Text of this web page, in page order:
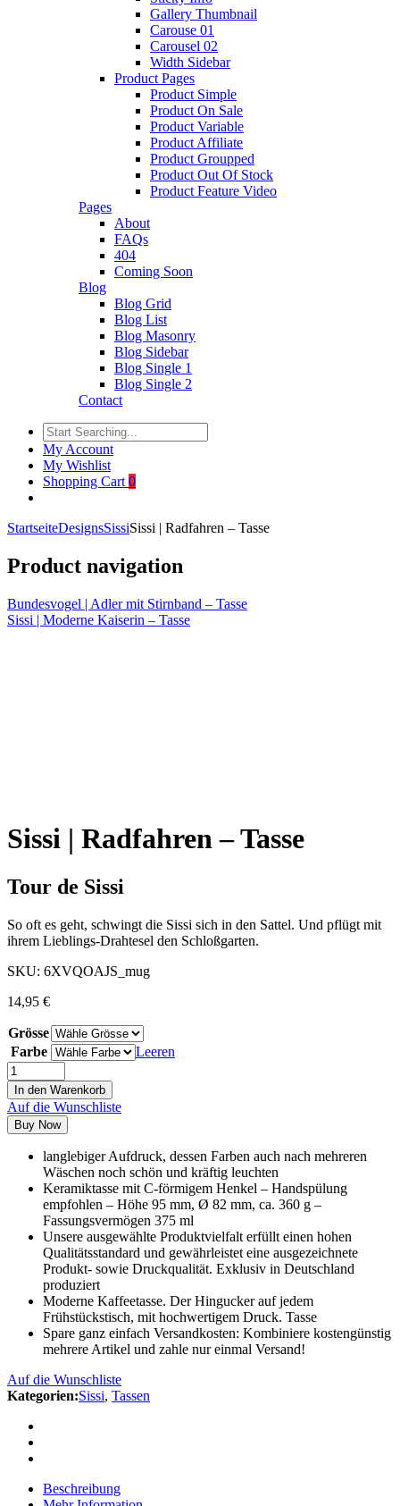
Gallery Thumbnail
Carouse 01
Carousel 02
Width Sidebar
Product Pages
Product Simple
Product On Sale
Product Variable
Product Affiliate
Product Groupped
Product Out Of Stock
Product Feature Video
Pages
About
FAQs
404
Coming Soon
Blog
Blog Grid
Blog List
Blog Masonry
Blog Sidebar
Blog Single 1
Blog Single 2
Contact
My Account
My Wishlist
Shopping Cart 0
StartseiteDesignsSissiSissi | Radfahren – Tasse
Product navigation
Bundesvogel | Adler mit Stirnband – Tasse
Sissi | Moderne Kaiserin – Tasse
Sissi | Radfahren – Tasse
Tour de Sissi
So oft es geht, schwingt die Sissi sich in den Sattel. Und pflügt mit
ihrem Lieblings-Drahtesel den Schloßgarten.
SKU: 6XVQOAJS_mug
14,95 €
Grösse
Farbe
Leeren
In den Warenkorb
Auf die Wunschliste
Buy Now
langlebiger Aufdruck, dessen Farben auch nach mehreren
Wäschen noch schön und kräftig leuchten
Keramiktasse mit C-förmigem Henkel – Handspülung
empfohlen – Höhe 95 mm, Ø 82 mm, ca. 360 g –
Fassungsvermögen 375 ml
Unsere ausgewählte Produktvielfalt erfüllt einen hohen
Qualitätsstandard und gewährleistet eine ausgezeichnete
Produkt- sowie Druckqualität. Exklusiv in Deutschland
produziert
Moderne Kaffeetasse. Der Hingucker auf jedem
Frühstückstisch, mit hochwertigem Druck. Tasse
Spare ganz einfach Versandkosten: Kombiniere kostengünstig
mehrere Artikel und zahle nur einmal Versand!
Auf die Wunschliste
Kategorien:Sissi, Tassen
Beschreibung